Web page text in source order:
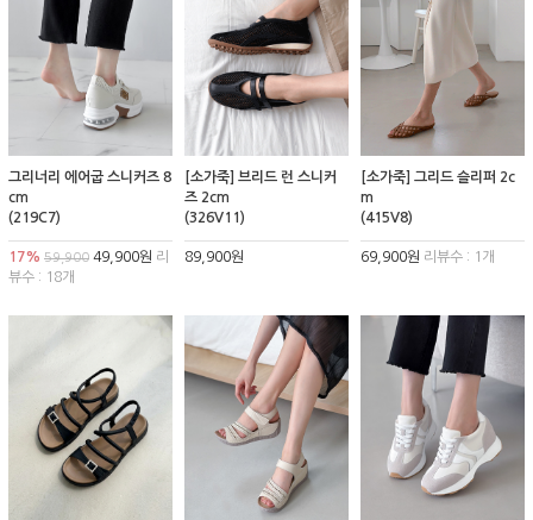
그리너리 에어굽 스니커즈 8
cm
(219C7)
17% 59,900 49,900원 리
뷰수 : 18개
[소가죽] 브리드 런 스니커
즈 2cm
(326V11)
89,900원
[소가죽] 그리드 슬리퍼 2c
m
(415V8)
69,900원 리뷰수 : 1개